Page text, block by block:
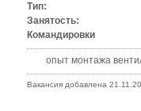
Тип:
Занятость:
Командировки
опыт монтажа
Вакансия добавлена